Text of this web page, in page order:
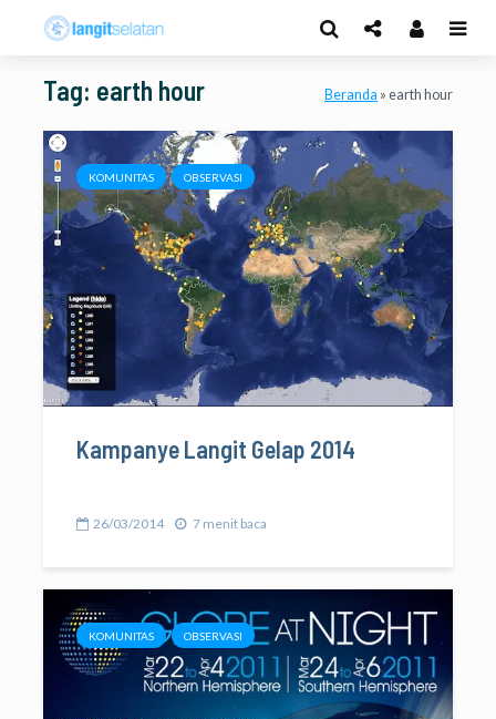
Tag: earth hour Beranda » earth hour
KOMUNITAS OBSERVASI
Kampanye Langit Gelap 2014
26/03/2014 7 menit baca
KOMUNITAS OBSERVASI